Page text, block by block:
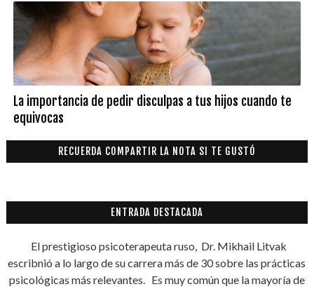
La importancia de pedir disculpas a tus hijos cuando te
equivocas
RECUERDA COMPARTIR LA NOTA SI TE GUSTÓ
ENTRADA DESTACADA
El prestigioso psicoterapeuta ruso, Dr. Mikhail Litvak
escribnió a lo largo de su carrera más de 30 sobre las prácticas
psicológicas más relevantes. Es muy común que la mayoría de